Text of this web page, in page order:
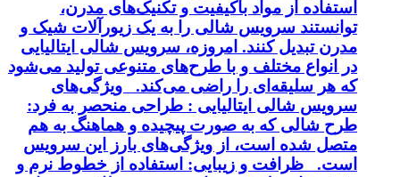
استفاده از مواد باکیفیت و تکنیک‌های مدرن،
توانستند سرویس شالی را به یک زیورآلات شیک و
مدرن تبدیل کنند. امروزه، سرویس شالی ایتالیایی
در انواع مختلف و با طرح‌های متنوعی تولید می‌شود
که هر سلیقه‌ای را راضی می‌کند. ویژگی‌های
سرویس شالی ایتالیایی : طراحی منحصر به فرد:
طرح شالی که به صورت پیچیده و هماهنگ به هم
متصل شده است، از ویژگی‌های بارز این سرویس
است. ظرافت و زیبایی: استفاده از خطوط نرم و